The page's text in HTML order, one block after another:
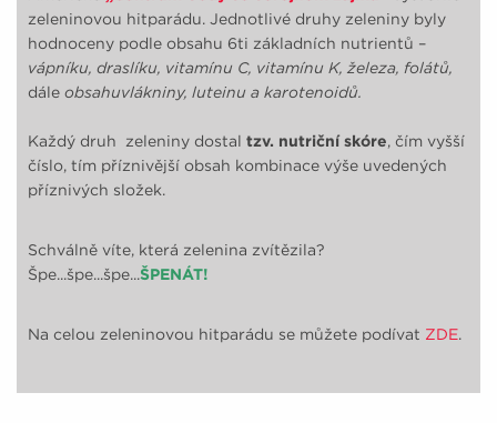
zeleninovou hitparádu. Jednotlivé druhy zeleniny byly
hodnoceny podle obsahu 6ti základních nutrientů –
vápníku, draslíku, vitamínu C, vitamínu K, železa, folátů,
dále obsahuvlákniny, luteinu a karotenoidů.
Každý druh zeleniny dostal tzv. nutriční skóre, čím vyšší
číslo, tím příznivější obsah kombinace výše uvedených
příznivých složek.
Schválně víte, která zelenina zvítězila?
Špe...špe...špe...ŠPENÁT!
Na celou zeleninovou hitparádu se můžete podívat ZDE.